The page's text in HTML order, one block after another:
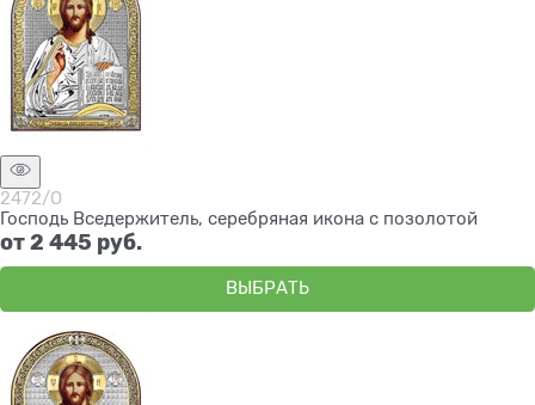
2472/O
Господь Вседержитель, серебряная икона с позолотой
от2 445 руб.
ВЫБРАТЬ